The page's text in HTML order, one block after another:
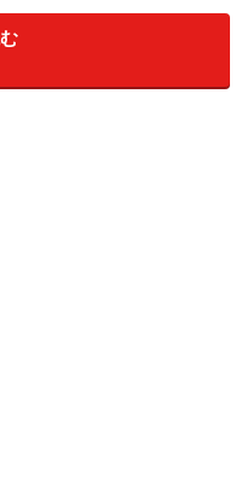
なコンビニ弁当や外食
コツです。料理を楽に
れるきっかけになると